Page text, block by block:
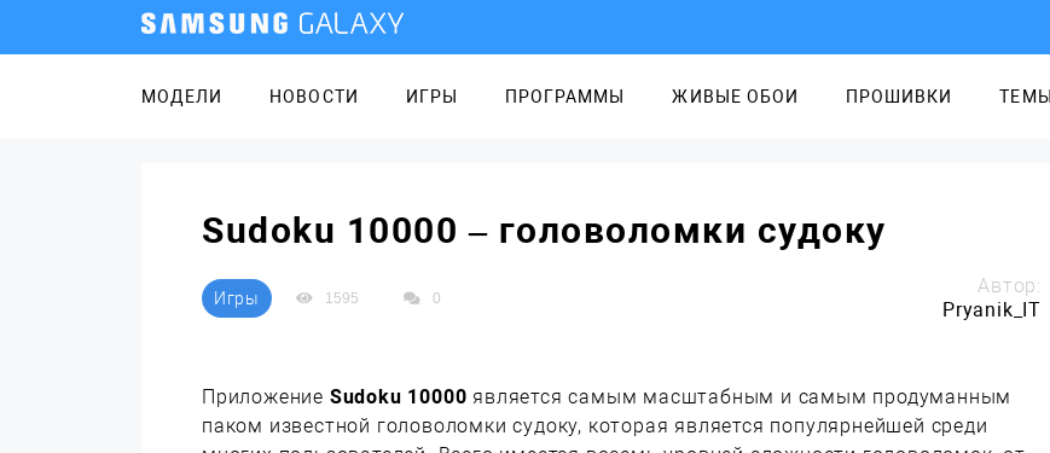
МОДЕЛИ НОВОСТИ ИГРЫ ПРОГРАММЫ ЖИВЫЕ ОБОИ ПРОШИВКИ ТЕМЫ
Sudoku 10000 – головоломки судоку
Игры 1595 0
Автор:
Pryanik_IT
Приложение Sudoku 10000 является самым масштабным и самым продуманным
паком известной головоломки судоку, которая является популярнейшей среди